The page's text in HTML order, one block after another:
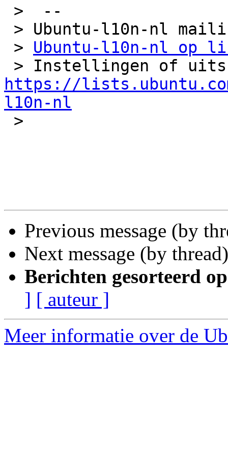
> Ubuntu-l10n-nl op
https://
l10n-nl
Previous message (by
Next message (by
Berichten gesorteerd
] [ auteur ]
Meer informatie over de